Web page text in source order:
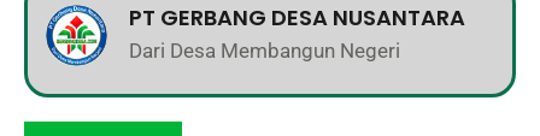
PT GERBANG DESA NUSANTARA
Dari Desa Membangun Negeri